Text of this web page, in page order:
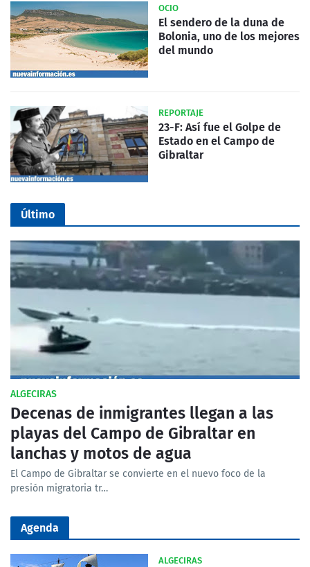
OCIO
El sendero de la duna de
Bolonia, uno de los mejores
del mundo
REPORTAJE
23-F: Así fue el Golpe de
Estado en el Campo de
Gibraltar
Último
ALGECIRAS
Decenas de inmigrantes llegan a las
playas del Campo de Gibraltar en
lanchas y motos de agua
El Campo de Gibraltar se convierte en el nuevo foco de la
presión migratoria tr…
Agenda
ALGECIRAS